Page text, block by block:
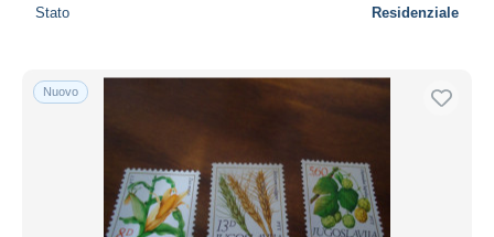
Stato Residenziale
Nuovo